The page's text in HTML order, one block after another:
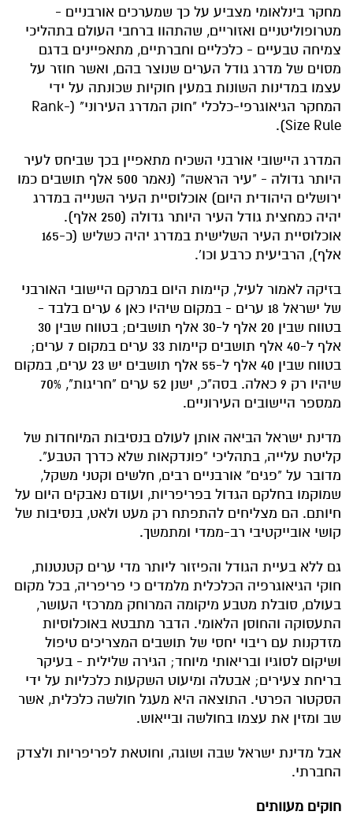
מחקר בינלאומי מצביע על כך שמערכים אורבניים -
מטרופוליטניים ואזוריים, שהתהוו ברחבי העולם בתהליכי
צמיחה טבעיים - כלכליים וחברתיים, מתאפיינים בדגם
מסוים של מדרג גודל הערים שנוצר בהם, ואשר חוזר על
עצמו במדינות השונות במעין חוקיות שכונתה על ידי
המחקר הגיאוגרפי-כלכלי "חוק המדרג העירוני" (Rank-
Size Rule).
המדרג היישובי אורבני השכיח מתאפיין בכך שביחס לעיר
היותר גדולה - "עיר הראשה" (נאמר 500 אלף תושבים כמו
ירושלים היהודית היום) אוכלוסיית העיר השנייה במדרג
יהיה כמחצית גודל העיר היותר גדולה (250 אלף).
אוכלוסיית העיר השלישית במדרג יהיה כשליש (כ-165
אלף), הרביעית כרבע וכו'.
בזיקה לאמור לעיל, קיימות היום במרקם היישובי האורבני
של ישראל 18 ערים - במקום שיהיו כאן 6 ערים בלבד -
בטווח שבין 20 אלף ל-30 אלף תושבים; בטווח שבין 30
אלף ל-40 אלף תושבים קיימות 33 ערים במקום 7 ערים;
בטווח שבין 40 אלף ל-55 אלף תושבים יש 23 ערים, במקום
שיהיו רק 9 כאלה. בסה"כ, ישנן 52 ערים "חריגות", 70%
ממספר היישובים העירוניים.
מדינת ישראל הביאה אותן לעולם בנסיבות המיוחדות של
קליטת עלייה, בתהליכי "פונדקאות שלא כדרך הטבע".
מדובר על "פגים" אורבניים רבים, חלשים וקטני משקל,
שמוקמו בחלקם הגדול בפריפריות, ועודם נאבקים היום על
חיותם. הם מצליחים להתפתח רק מעט ולאט, בנסיבות של
קושי אובייקטיבי רב-ממדי ומתמשך.
גם ללא בעיית הגודל והפיזור ליותר מדי ערים קטנטנות,
חוקי הגיאוגרפיה הכלכלית מלמדים כי פריפריה, בכל מקום
בעולם, סובלת מטבע מיקומה המרוחק ממרכזי העושר,
התעסוקה והחוסן הלאומי. הדבר מתבטא באוכלוסיות
מזדקנות עם ריבוי יחסי של תושבים המצריכים טיפול
ושיקום לסוגיו ובריאותי מיוחד; הגירה שלילית - בעיקר
בריחת צעירים; אבטלה ומיעוט השקעות כלכליות על ידי
הסקטור הפרטי. התוצאה היא מעגל חולשה כלכלית, אשר
שב ומזין את עצמו בחולשה ובייאוש.
אבל מדינת ישראל שבה ושוגה, וחוטאת לפריפריות ולצדק
החברתי.
חוקים מעוותים